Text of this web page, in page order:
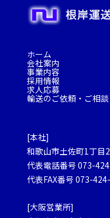
ホーム
会社案内
事業内容
採用情報
求人応募
輸送のご依頼・ご相談
[本社]
和歌山市土佐町1丁目
代表電話番号 073-
代表FAX番号 073-
[大阪営業所]